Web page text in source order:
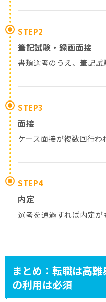
STEP2
筆記試験・録画面接
書類選考のうえ、筆記試
STEP3
面接
ケース面接が複数回行わ
STEP4
内定
選考を通過すれば内定が
まとめ：転職は高
の利用は必須